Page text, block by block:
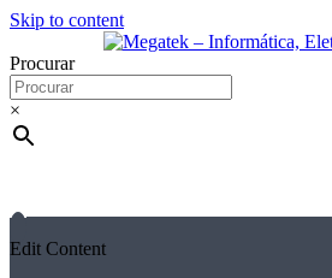
Skip to content
Procurar
×
Edit Content